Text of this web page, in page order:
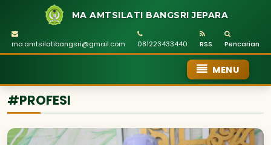
MA AMTSILATI BANGSRI JEPARA
ma.amtsilatibangsri@gmail.com 081223433440 RSS Pencarian
MENU
#PROFESI